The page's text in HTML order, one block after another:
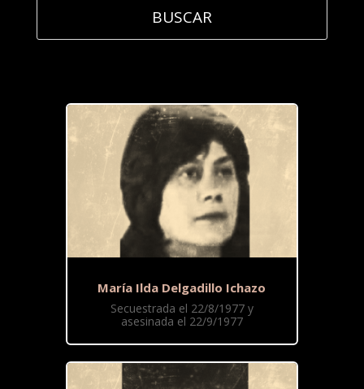
María Ilda Delgadillo Ichazo
Secuestrada el 22/8/1977 y
asesinada el 22/9/1977